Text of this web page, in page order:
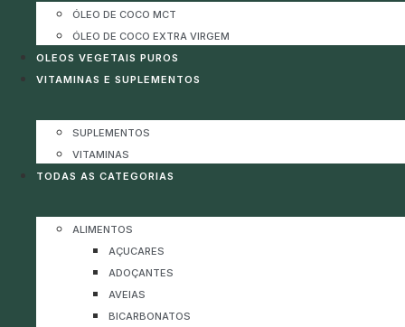
ÓLEO DE COCO MCT
ÓLEO DE COCO EXTRA VIRGEM
OLEOS VEGETAIS PUROS
VITAMINAS E SUPLEMENTOS
SUPLEMENTOS
VITAMINAS
TODAS AS CATEGORIAS
ALIMENTOS
AÇUCARES
ADOÇANTES
AVEIAS
BICARBONATOS